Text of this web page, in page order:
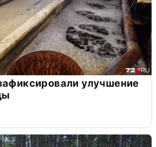
улучшение